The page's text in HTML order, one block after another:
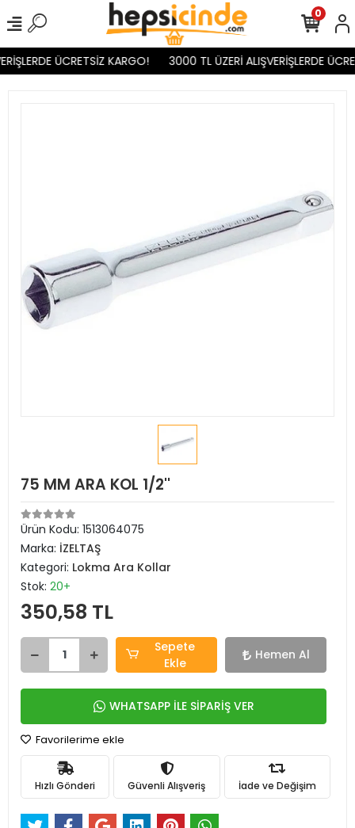
ÜCRETSİZ KARGO! 3000 TL ÜZERİ ALIŞVERİŞLERDE
0
75 MM ARA KOL 1/2''
Ürün Kodu: 1513064075
Marka: İZELTAŞ
Kategori: Lokma Ara Kollar
Stok: 20+
350,58 TL
Sepete
Ekle
Hemen Al
WHATSAPP İLE SİPARİŞ VER
Favorilerime ekle
Hızlı Gönderi Güvenli Alışveriş İade ve Değişim